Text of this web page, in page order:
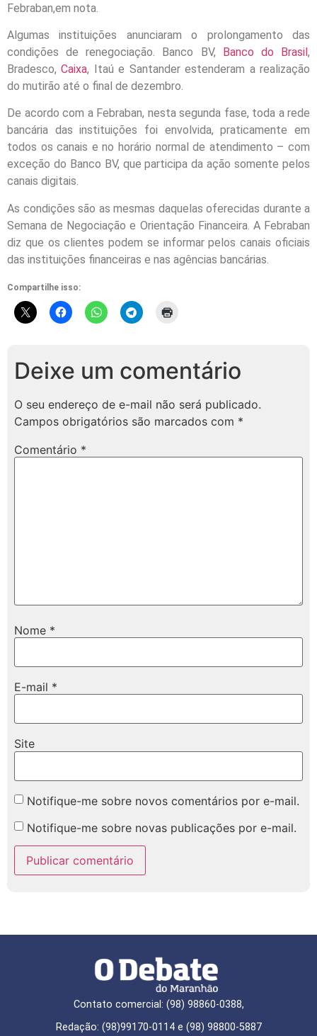
Febraban,em nota.
Algumas instituições anunciaram o prolongamento das
condições de renegociação. Banco BV, Banco do Brasil,
Bradesco,Caixa, Itaú e Santander estenderam a realização
do mutirão até o final de dezembro.
De acordo com a Febraban, nesta segunda fase, toda a rede
bancária das instituições foi envolvida, praticamente em
todos os canais e no horário normal de atendimento – com
exceção do Banco BV, que participa da ação somente pelos
canais digitais.
As condições são as mesmas daquelas oferecidas durante a
Semana de Negociação e Orientação Financeira. A Febraban
diz que os clientes podem se informar pelos canais oficiais
das instituições financeiras e nas agências bancárias.
Compartilhe isso:
Deixe um comentário
O seu endereço de e-mail não será publicado.
Campos obrigatórios são marcados com *
Comentário *
Nome *
E-mail *
Site
Notifique-me sobre novos comentários por e-mail.
Notifique-me sobre novas publicações por e-mail.
Contato comercial: (98) 98860-0388,
Redação: (98)99170-0114 e (98) 98800-5887